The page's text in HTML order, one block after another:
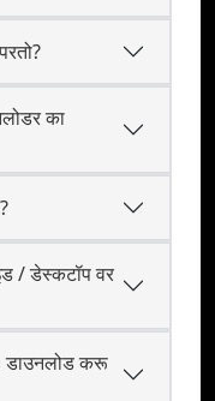
का
/ डेस्कटॉप वर
डाउनलोड करू